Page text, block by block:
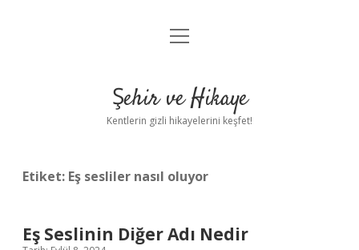
Anasayfa
Yasal Uyarı
menüyü
Şehir ve Hikaye
Kentlerin gizli hikayelerini keşfet!
Etiket: Eş sesliler nasıl oluyor
Eş Seslinin Diğer Adı Nedir